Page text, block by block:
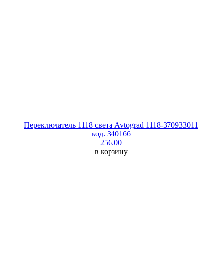
Переключатель 1118 света Avtograd 1118-370933011
код: 340166
256.00
в корзину